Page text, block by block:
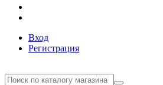
Вход
Регистрация